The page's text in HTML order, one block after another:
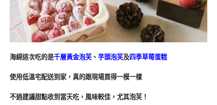
海綿這次吃的是千層黃金泡芙 、 芋頭泡芙及四季草莓蛋糕
使用低溫宅配送到家，真的跟現場買得一模一樣
不過建議甜點收到當天吃，風味較佳，尤其泡芙！